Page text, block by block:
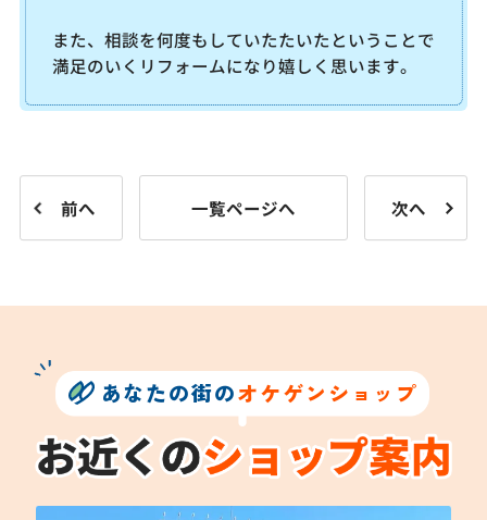
また、相談を何度もしていたたいたということで
満足のいくリフォームになり嬉しく思います。
前へ 一覧ページへ 次へ
あなたの街のオケゲンショップ